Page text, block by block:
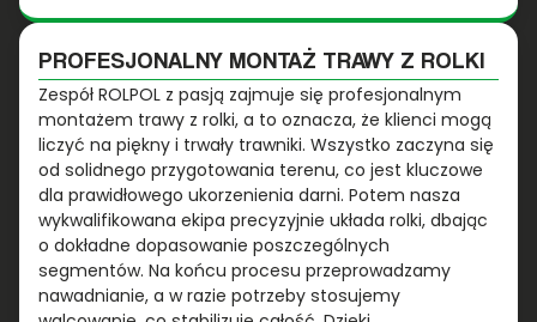
PROFESJONALNY MONTAŻ TRAWY Z ROLKI
Zespół ROLPOL z pasją zajmuje się profesjonalnym
montażem trawy z rolki, a to oznacza, że klienci mogą
liczyć na piękny i trwały trawniki. Wszystko zaczyna się
od solidnego przygotowania terenu, co jest kluczowe
dla prawidłowego ukorzenienia darni. Potem nasza
wykwalifikowana ekipa precyzyjnie układa rolki, dbając
o dokładne dopasowanie poszczególnych
segmentów. Na końcu procesu przeprowadzamy
nawadnianie, a w razie potrzeby stosujemy